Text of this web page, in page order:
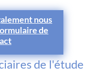
nous
de
de l'étude